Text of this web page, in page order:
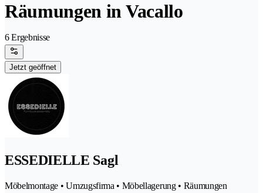
Räumungen in Vacallo
6 Ergebnisse
Jetzt geöffnet
ESSEDIELLE Sagl
Möbelmontage • Umzugsfirma • Möbellagerung • Räumungen